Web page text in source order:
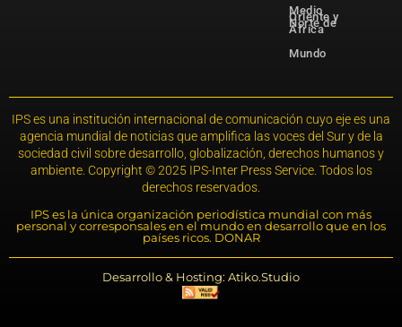
Medio
Oriente y
Norte de
África
Mundo
IPS es una institución internacional de comunicación cuyo eje es una
agencia mundial de noticias que amplifica las voces del Sur y de la
sociedad civil sobre desarrollo, globalización, derechos humanos y
ambiente. Copyright © 2025 IPS-Inter Press Service. Todos los
derechos reservados.
IPS es la única organización periodística mundial con más
personal y corresponsales en el mundo en desarrollo que en los
países ricos. DONAR
Desarrollo & Hosting: Atiko.Studio